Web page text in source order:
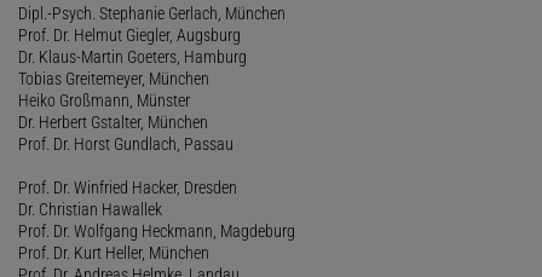
Dipl.-Psych. Stephanie Gerlach, München
Prof. Dr. Helmut Giegler, Augsburg
Dr. Klaus-Martin Goeters, Hamburg
Tobias Greitemeyer, München
Heiko Großmann, Münster
Dr. Herbert Gstalter, München
Prof. Dr. Horst Gundlach, Passau
Prof. Dr. Winfried Hacker, Dresden
Dr. Christian Hawallek
Prof. Dr. Wolfgang Heckmann, Magdeburg
Prof. Dr. Kurt Heller, München